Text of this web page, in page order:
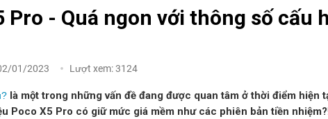
Pro - Quá ngon với thông số cấu
01/2023 Lượt xem:3124
là một trong những vấn đề đang được quan tâm ở thời điểm hiện
Poco X5 Pro có giữ mức giá mềm như các phiên bản tiền